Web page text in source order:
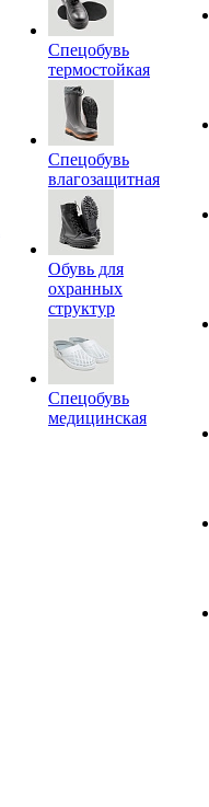
Спецобувь
термостойкая
Спецобувь
влагозащитная
Обувь для
охранных
структур
Спецобувь
медицинская